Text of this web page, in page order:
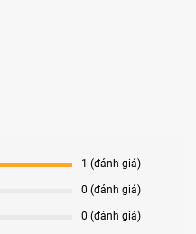
dụng là gì?
cải thiện chứng biếng
và đảm bảo chất lượng từ
1 (đánh giá)
0 (đánh giá)
0 (đánh giá)